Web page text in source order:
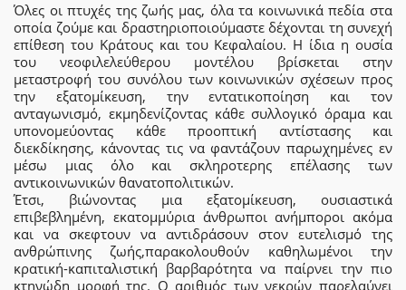
Όλες οι πτυχές της ζωής μας, όλα τα κοινωνικά πεδία στα
οποία ζούμε και δραστηριοποιούμαστε δέχονται τη συνεχή
επίθεση του Κράτους και του Κεφαλαίου. Η ίδια η ουσία
του νεοφιλελεύθερου μοντέλου βρίσκεται στην
μεταστροφή του συνόλου των κοινωνικών σχέσεων προς
την εξατομίκευση, την εντατικοποίηση και τον
ανταγωνισμό, εκμηδενίζοντας κάθε συλλογικό όραμα και
υπονομεύοντας κάθε προοπτική αντίστασης και
διεκδίκησης, κάνοντας τις να φαντάζουν παρωχημένες εν
μέσω μιας όλο και σκληροτερης επέλασης των
αντικοινωνικών θανατοπολιτικών.
Έτσι, βιώνοντας μια εξατομίκευση, ουσιαστικά
επιβεβλημένη, εκατομμύρια άνθρωποι ανήμποροι ακόμα
και να σκεφτουν να αντιδράσουν στον ευτελισμό της
ανθρώπινης ζωής,παρακολουθούν καθηλωμένοι την
κρατική-καπιταλιστική βαρβαρότητα να παίρνει την πιο
κτηνώδη μορφή της. Ο αριθμός των νεκρών παρελαύνει